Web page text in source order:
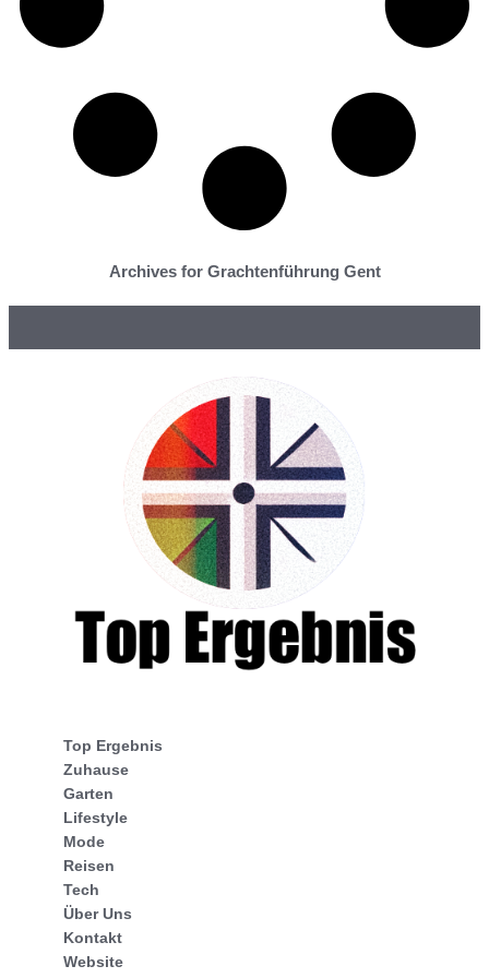
Archives for Grachtenführung Gent
Top Ergebnis
Zuhause
Garten
Lifestyle
Mode
Reisen
Tech
Über Uns
Kontakt
Website